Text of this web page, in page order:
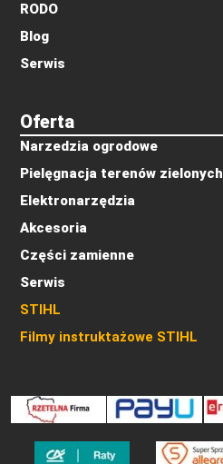
Oferta
Narzedzia ogrodowe
Pielęgnacja terenów zielonych
Elektronarzędzia
Akcesoria
Części zamienne
Serwis
STIHL
Filmy instruktażowe STIHL
RODO
Blog
Serwis